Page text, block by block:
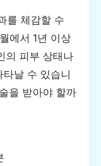
를 체감할 수
에서 1년 이상
의 피부 상태나
날 수 있습니
을 받아야 할까